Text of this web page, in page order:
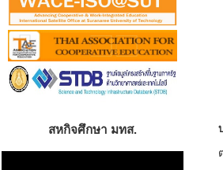
สหกิจศึกษา มทส.